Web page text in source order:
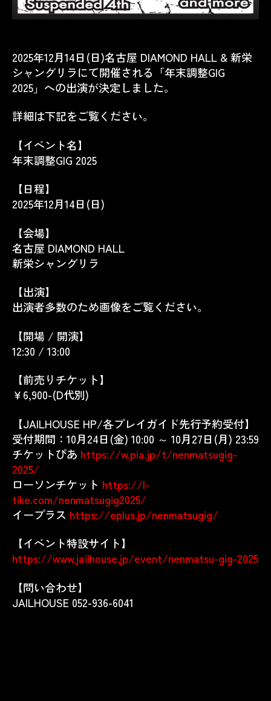
2025年12月14日(日)名古屋 DIAMOND HALL & 新栄
シャングリラにて開催される「年末調整GIG
2025」への出演が決定しました。
詳細は下記をご覧ください。
【イベント名】
年末調整GIG 2025
【日程】
2025年12月14日(日)
【会場】
名古屋 DIAMOND HALL
新栄シャングリラ
【出演】
出演者多数のため画像をご覧ください。
【開場 / 開演】
12:30 / 13:00
【前売りチケット】
￥6,900-(D代別)
【JAILHOUSE HP/各プレイガイド先行予約受付】
受付期間：10月24日(金) 10:00 ～ 10月27日(月) 23:59
チケットぴあ https://w.pia.jp/t/nenmatsugig-
2025/
ローソンチケット https://l-
tike.com/nenmatsugig2025/
イープラス https://eplus.jp/nenmatsugig/
【イベント特設サイト】
https://www.jailhouse.jp/event/nenmatsu-gig-2025
【問い合わせ】
JAILHOUSE 052-936-6041